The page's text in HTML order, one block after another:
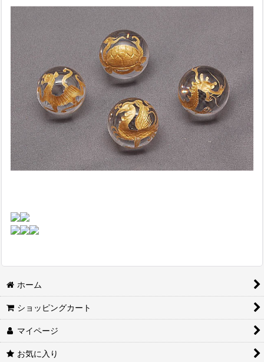
ホーム
ショッピングカート
マイページ
お気に入り